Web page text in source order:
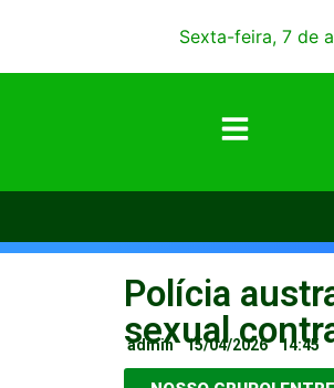
Sexta-feira, 7 de
Polícia
sexual
admin 15/04/2026 14:45